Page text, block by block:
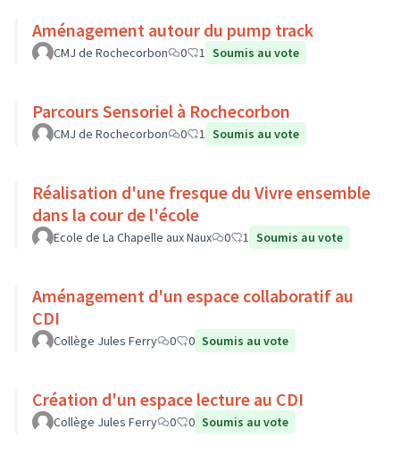
Aménagement autour du pump track
CMJ de Rochecorbon 0 1 Soumis au vote
Parcours Sensoriel à Rochecorbon
CMJ de Rochecorbon 0 1 Soumis au vote
Réalisation d'une fresque du Vivre ensemble
dans la cour de l'école
Ecole de La Chapelle aux Naux 0 1 Soumis au vote
Aménagement d'un espace collaboratif au
CDI
Collège Jules Ferry 0 0 Soumis au vote
Création d'un espace lecture au CDI
Collège Jules Ferry 0 0 Soumis au vote